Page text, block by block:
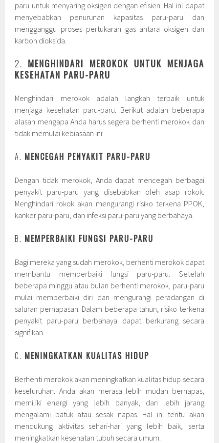
paru untuk menyaring oksigen dengan efisien. Hal ini dapat
menyebabkan penurunan kapasitas paru-paru dan
mengganggu proses pertukaran gas antara oksigen dan
karbon dioksida.
2. MENGHINDARI MEROKOK UNTUK MENJAGA
KESEHATAN PARU-PARU
Menghindari merokok adalah langkah terbaik untuk
menjaga kesehatan paru-paru. Berikut adalah beberapa
alasan mengapa Anda harus segera berhenti merokok dan
tidak memulai kebiasaan ini:
A. MENCEGAH PENYAKIT PARU-PARU
Dengan tidak merokok, Anda dapat mencegah berbagai
penyakit paru-paru yang disebabkan oleh asap rokok.
Menghindari rokok akan mengurangi risiko terkena PPOK,
kanker paru-paru, dan infeksi paru-paru yang berbahaya.
B. MEMPERBAIKI FUNGSI PARU-PARU
Bagi mereka yang sudah merokok, berhenti merokok dapat
membantu memperbaiki fungsi paru-paru. Setelah
beberapa minggu atau bulan berhenti merokok, paru-paru
mulai memperbaiki diri dan mengurangi peradangan di
saluran pernapasan. Dalam beberapa tahun, risiko terkena
penyakit paru-paru berbahaya dapat berkurang secara
signifikan.
C. MENINGKATKAN KUALITAS HIDUP
Berhenti merokok akan meningkatkan kualitas hidup secara
keseluruhan. Anda akan merasa lebih mudah bernapas,
memiliki energi yang lebih banyak, dan lebih jarang
mengalami batuk atau sesak napas. Hal ini tentu akan
mendukung aktivitas sehari-hari yang lebih baik, serta
meningkatkan kesehatan tubuh secara umum.